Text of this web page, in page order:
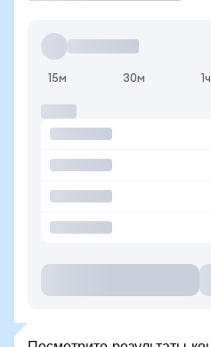
15м 30м 1ч